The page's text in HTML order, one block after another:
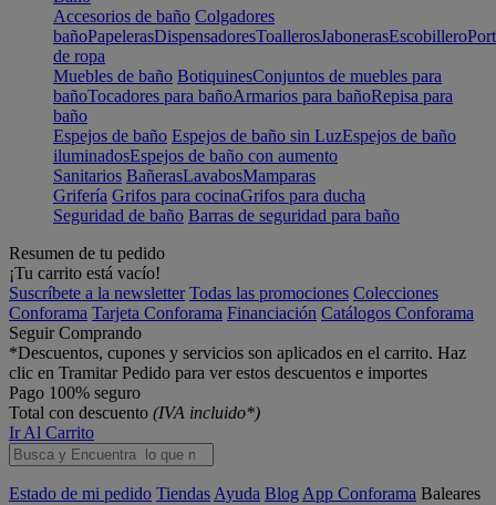
Accesorios de baño Colgadores
bañoPapelerasDispensadoresToallerosJabonerasEscobillero
de ropa
Muebles de baño BotiquinesConjuntos de muebles para
bañoTocadores para bañoArmarios para bañoRepisa para
baño
Espejos de baño Espejos de baño sin LuzEspejos de baño
iluminadosEspejos de baño con aumento
Sanitarios BañerasLavabosMamparas
Grifería Grifos para cocinaGrifos para ducha
Seguridad de baño Barras de seguridad para baño
Resumen de tu pedido
¡Tu carrito está vacío!
Suscríbete a la newsletter Todas las promociones Colecciones
Conforama Tarjeta Conforama Financiación Catálogos Conforama
Seguir Comprando
*Descuentos, cupones y servicios son aplicados en el carrito. Haz
clic en Tramitar Pedido para ver estos descuentos e importes
Pago 100% seguro
Total con descuento (IVA incluido*)
Ir Al Carrito
Estado de mi pedido Tiendas Ayuda Blog App Conforama Baleares